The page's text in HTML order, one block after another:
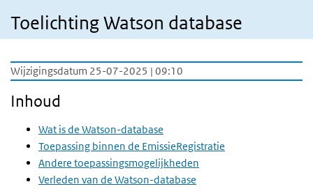
Toelichting Watson database
Wijzigingsdatum 25-07-2025 | 09:10
Inhoud
Wat is de Watson-database
Toepassing binnen de EmissieRegistratie
Andere toepassingsmogelijkheden
Verleden van de Watson-database